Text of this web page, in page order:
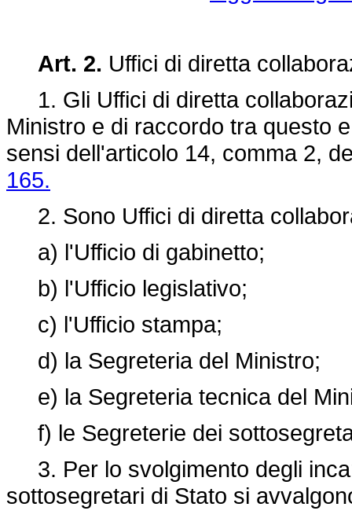
Art. 2. Uffici di diretta
1. Gli Uffici di diretta
Ministro e di raccordo tra questo
sensi dell'articolo 14, comma 2,
165.
2. Sono Uffici di diretta
a) l'Ufficio di gabinetto;
b) l'Ufficio legislativo;
c) l'Ufficio stampa;
d) la Segreteria del Ministro;
e) la Segreteria tecnica del
f) le Segreterie dei
3. Per lo svolgimento degli
sottosegretari di Stato si